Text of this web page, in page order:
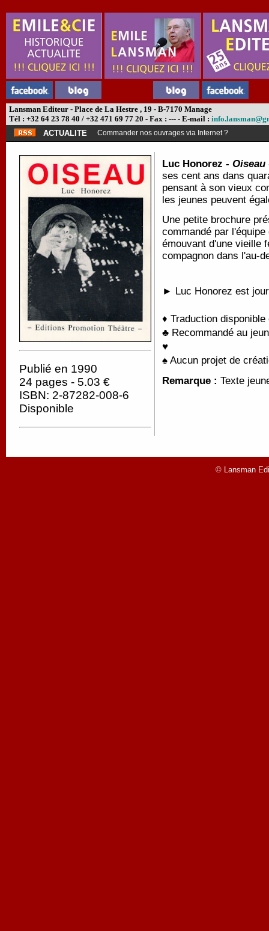
Lansman Editeur - Place de La Hestre , 19 - B-7170 Manage
Tél : +32 64 23 78 40 / +32 471 69 77 20 - Fax : --- - E-mail :
ACTUALITE
Commander nos ouvrages via Internet ?
Publié en 1990
24 pages - 5.03 €
ISBN: 2-87282-008-6
Disponible
Luc Honorez - Oiseau
ses cent ans dans
pensant à son vieux
les jeunes peuvent
Une petite brochure
commandé par
émouvant d'une vieille
compagnon dans l'au-
► Luc Honorez est
♦ Traduction
♣ Recommandé au
♥
♠ Aucun projet de
Remarque : Texte
© Lansman